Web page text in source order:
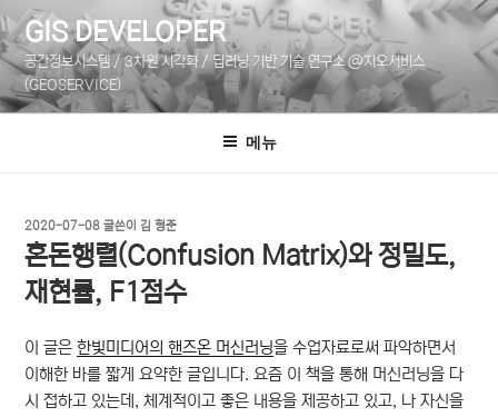
텐
츠
로
바
GIS DEVELOPER
공간정보시스템 / 3차원 시각화 / 딥러닝 기반 기술 연구소 @지오서비스
(GEOSERVICE)
메뉴
작
성
일
자
2020-07-08 글쓴이김 형준
혼돈행렬(Confusion Matrix)와 정밀도,
재현률, F1점수
이 글은한빛미디어의 핸즈온 머신러닝을 수업자료로써 파악하면서
이해한 바를 짧게 요약한 글입니다. 요즘 이 책을 통해 머신러닝을 다
시 접하고 있는데, 체계적이고 좋은 내용을 제공하고 있고, 나 자신을